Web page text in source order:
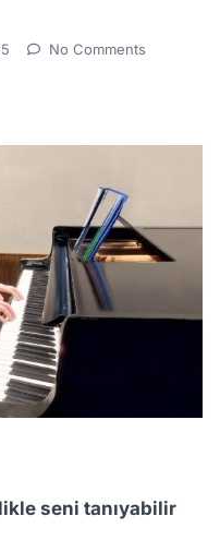
No Comments
seni tanıyabilir